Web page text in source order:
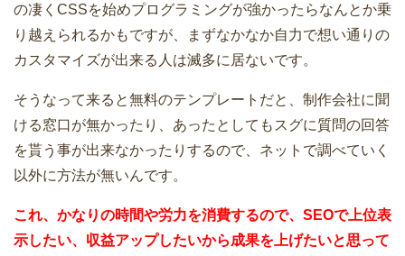
の凄くCSSを始めプログラミングが強かったらなんとか乗
り越えられるかもですが、まずなかなか自力で想い通りの
カスタマイズが出来る人は滅多に居ないです。
そうなって来ると無料のテンプレートだと、制作会社に聞
ける窓口が無かったり、あったとしてもスグに質問の回答
を貰う事が出来なかったりするので、ネットで調べていく
以外に方法が無いんです。
これ、かなりの時間や労力を消費するので、SEOで上位表
示したい、収益アップしたいから成果を上げたいと思って